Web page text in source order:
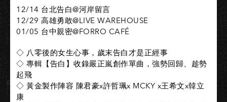
12/14 台北告白@河岸留言
12/29 高雄勇敢@LIVE WAREHOUSE
01/05 台中親密@FORRO CAFÉ
◇ 八零後的女生心事，歲末告白才是正經事
◇ 專輯【告白】收錄嚴正嵐創作單曲，強勢回歸、趁勢
起飛
◇ 黃金製作陣容 陳君豪x許哲珮x MCKY x王希文x韓立
康